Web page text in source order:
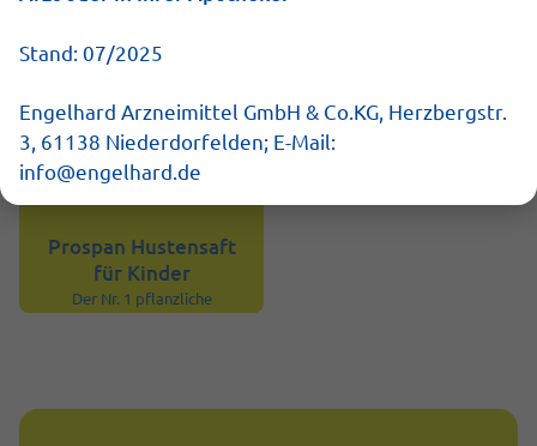
Prospan Hustensaft
für Kinder
Der Nr. 1 pflanzliche
1
Stand: 07/2025
Engelhard Arzneimittel GmbH & Co.KG, Herzbergstr.
3, 61138 Niederdorfelden; E-Mail:
info@engelhard.de